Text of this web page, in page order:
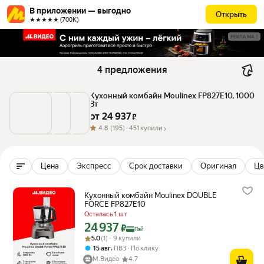
В приложении — выгодно
★★★★★ (700К)
Открыть
РЕКЛАМА
4 предложения
Кухонный комбайн Moulinex FP827E10, 1000
Вт
от 24 937 ₽
4.8 (195) · 451 купили
Цена Экспресс Срок доставки Оригинал
Кухонный комбайн Moulinex DOUBLE
FORCE FP827E10
Осталась 1 шт
Цена с картой Яндекс Пэй 24937 ₽ вместо
24 937₽ Пэй
Рейтинг товара: 5.0 из 5
Оценок: (1) · 9 купили
5.0(1) · 9 купили
15 авг, ПВЗ
По клику
М.Видео
4.7